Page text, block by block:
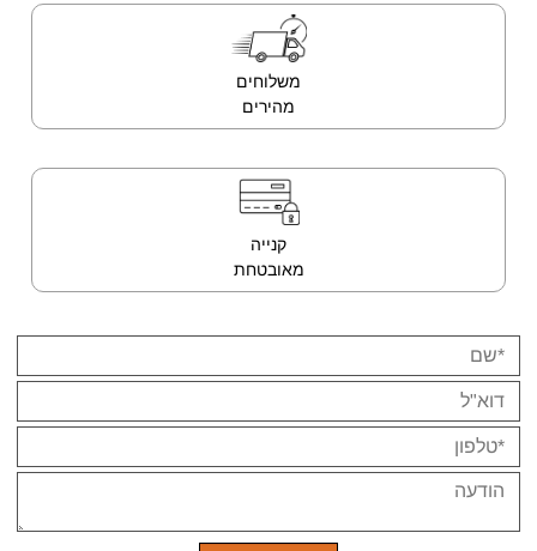
משלוחים
מהירים
קנייה
מאובטחת